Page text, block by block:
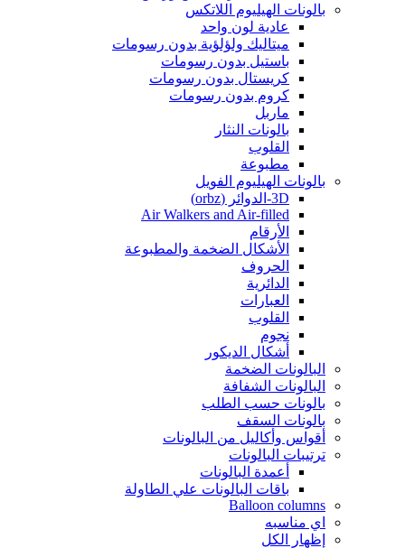
بالونات الهيليوم اللاتكس
عادية لون واحد
ميتاليك ولؤلؤية بدون رسومات
باستيل بدون رسومات
كريستال بدون رسومات
كروم بدون رسومات
ماربل
بالونات النثار
القلوب
مطبوعة
بالونات الهيليوم الفويل
3D-الدوائر (orbz)
Air Walkers and Air-filled
الأرقام
الأشكال الضخمة والمطبوعة
الحروف
الدائرية
العبارات
القلوب
نجوم
أشكال الديكور
البالونات الضخمة
البالونات الشفافة
بالونات حسب الطلب
بالونات السقف
أقواس وأكاليل من البالونات
ترتيبات البالونات
أعمدة البالونات
باقات البالونات علي الطاولة
Balloon columns
اي مناسبه
إظهار الكل